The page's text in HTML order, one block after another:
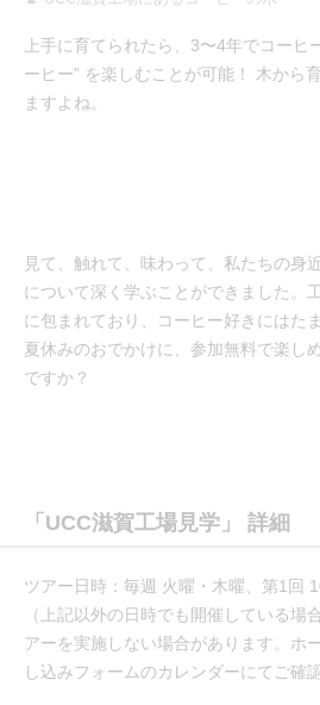
上手に育てられたら、3〜4年でコーヒ
ーヒー” を楽しむことが可能！ 木から
ますよね。
見て、触れて、味わって、私たちの身
について深く学ぶことができました。
に包まれており、コーヒー好きにはた
夏休みのおでかけに、参加無料で楽し
ですか？
「UCC滋賀工場見学」 詳細
ツアー日時：毎週 火曜・木曜、第1回
（上記以外の日時でも開催している場
アーを実施しない場合があります。ホ
し込みフォームのカレンダーにてご確